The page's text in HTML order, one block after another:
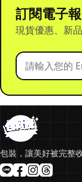
訂閱電子報
現貨優惠、新
包裝，讓美好被完整收